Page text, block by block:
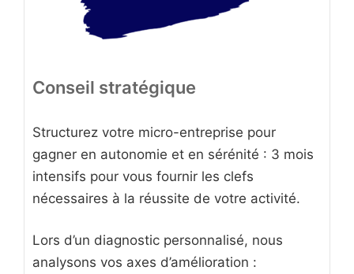
Conseil stratégique
Structurez votre micro-entreprise pour
gagner en autonomie et en sérénité : 3 mois
intensifs pour vous fournir les clefs
nécessaires à la réussite de votre activité.
Lors d’un diagnostic personnalisé, nous
analysons vos axes d’amélioration :